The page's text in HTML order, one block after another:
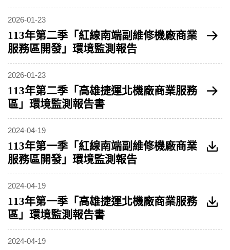
2026-01-23
113年第二季「紅線南端副維修機廠商業
服務區開發」環境監測報告
2026-01-23
113年第二季「高雄捷運北機廠商業服務
區」環境監測報告書
2024-04-19
113年第一季「紅線南端副維修機廠商業
服務區開發」環境監測報告
2024-04-19
113年第一季「高雄捷運北機廠商業服務
區」環境監測報告書
2024-04-19